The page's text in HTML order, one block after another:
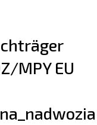
MPY EU